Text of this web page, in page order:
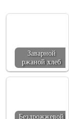
Заварной
ржаной хлеб
Бездрожжевой